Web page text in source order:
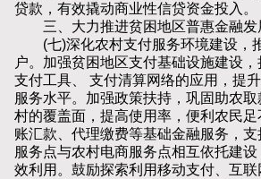
贷款，有效撬动商业性信贷资金投入。
三、大力推进贫困地区普惠金融发
(七)深化农村支付服务环境建设，
户。加强贫困地区支付基础设施建设，
支付工具、 支付清算网络的应用，提
服务水平。加强政策扶持，巩固助农
村的覆盖面，提高使用率，便利农民
账汇款、代理缴费等基础金融服务，
服务点与农村电商服务点相互依托建
效利用。鼓励探索利用移动支付、互